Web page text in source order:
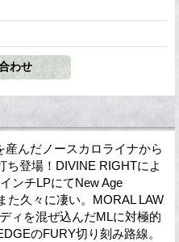
んだノースカロライナから
ち登場！DIVINE RIGHTによ
ンチLPにてNew Age
た久々に凄い。MORAL LAW
ィを混ぜ込んだMLに対極的
のFURY切り刻み路線。